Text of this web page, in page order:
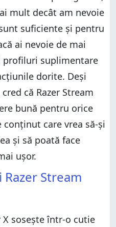
mult decât am nevoie
suficiente și pentru
ai nevoie de mai
suplimentare
dorite. Deși
că Razer Stream
bună pentru orice
care vrea să-și
și să poată face
ușor.
Stream
X sosește într-o cutie